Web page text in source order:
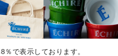
で表示しております。